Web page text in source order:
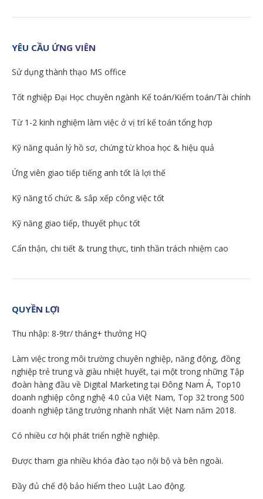
YÊU CẦU ỨNG VIÊN
Sử dụng thành thạo MS office
Tốt nghiệp Đại Học chuyên ngành Kế toán/Kiểm toán/Tài chính
Từ 1-2 kinh nghiệm làm việc ở vị trí kế toán tổng hợp
Kỹ năng quản lý hồ sơ, chứng từ khoa học & hiệu quả
Ứng viên giao tiếp tiếng anh tốt là lợi thế
Kỹ năng tổ chức & sắp xếp công việc tốt
Kỹ năng giao tiếp, thuyết phục tốt
Cẩn thận, chi tiết & trung thực, tinh thần trách nhiệm cao
QUYỀN LỢI
Thu nhập: 8-9tr/ tháng+ thưởng HQ
Làm việc trong môi trường chuyên nghiệp, năng động, đồng
nghiệp trẻ trung và giàu nhiệt huyết, tại một trong những Tập
đoàn hàng đầu về Digital Marketing tại Đông Nam Á, Top10
doanh nghiệp công nghệ 4.0 của Việt Nam, Top 32 trong 500
doanh nghiệp tăng trưởng nhanh nhất Việt Nam năm 2018.
Có nhiều cơ hội phát triển nghề nghiệp.
Được tham gia nhiều khóa đào tạo nội bộ và bên ngoài.
Đầy đủ chế độ bảo hiểm theo Luật Lao động.